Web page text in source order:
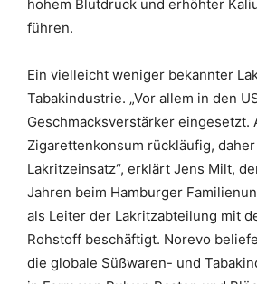
hohem Blutdruck und erhöhter
führen.
Ein vielleicht weniger bekannter
Tabakindustrie. „Vor allem in den
Geschmacksverstärker eingesetzt.
Zigarettenkonsum rückläufig,
Lakritzeinsatz“, erklärt Jens Milt,
Jahren beim Hamburger
als Leiter der Lakritzabteilung mit
Rohstoff beschäftigt. Norevo
die globale Süßwaren- und